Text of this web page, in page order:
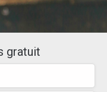
gratuit